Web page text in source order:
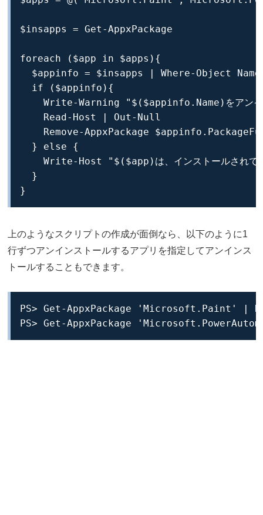
$insapps = Get-AppxPackage
foreach ($app in $apps){
$appinfo = $insapps | Where-Object
  if ($appinfo){
Write-Warning "$($appinfo.Name)をアンイン
    Read-Host | Out-Null
Remove-AppxPackage
  } else {
Write-Host "$($app)は、インストールされて
  }
}
上のようなスクリプトの作成が面倒なら、以下のように1
行ずつアンインストールするアプリを指定してアンインス
トールすることもできます。
PS> Get-AppxPackage 'Microsoft.Paint' |
PS> Get-AppxPackage